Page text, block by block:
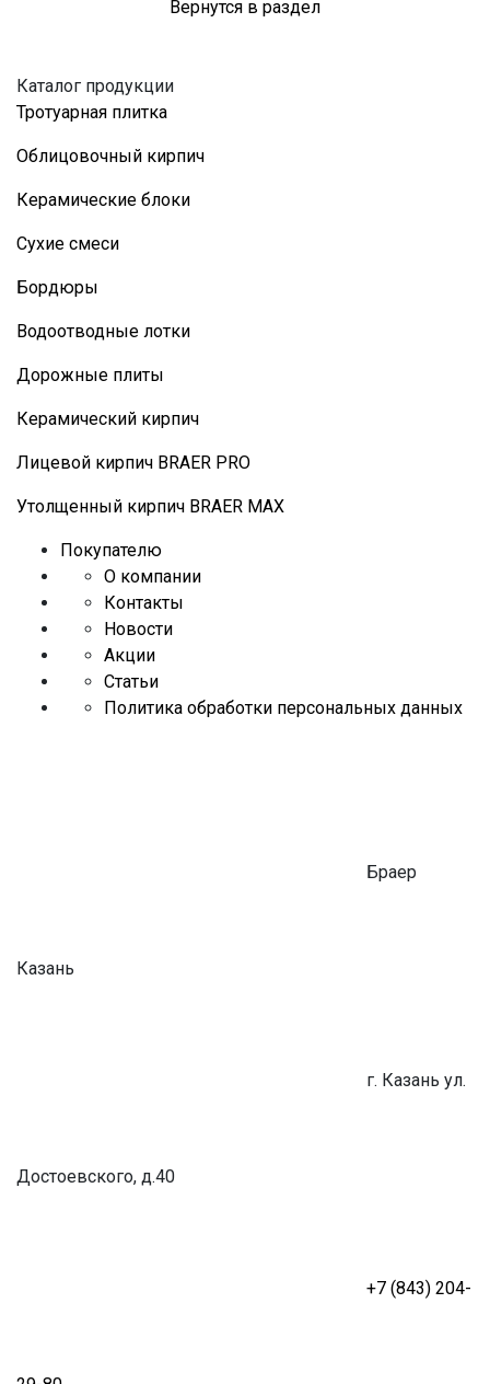
Вернутся в раздел
Каталог продукции
Тротуарная плитка
Облицовочный кирпич
Керамические блоки
Сухие смеси
Бордюры
Водоотводные лотки
Дорожные плиты
Керамический кирпич
Лицевой кирпич BRAER PRO
Утолщенный кирпич BRAER MAX
Покупателю
О компании
Контакты
Новости
Акции
Статьи
Политика обработки персональных данных
Браер
Казань
г. Казань ул.
Достоевского, д.40
+7 (843) 204-